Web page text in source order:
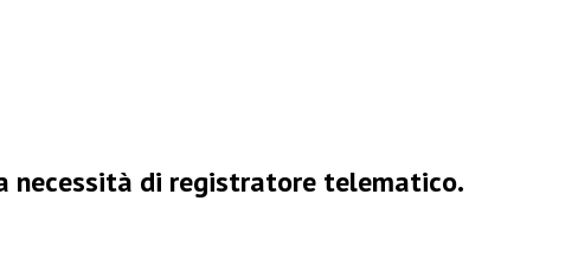
necessità di registratore telematico.